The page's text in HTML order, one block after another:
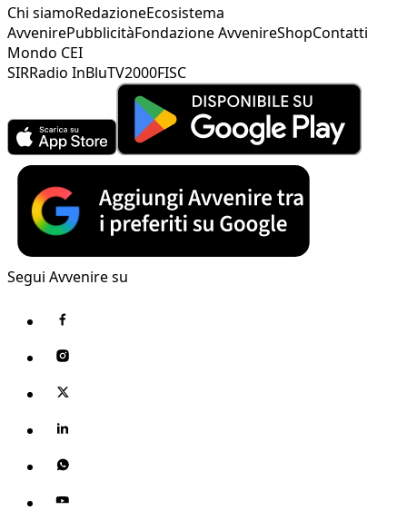
Chi siamoRedazioneEcosistema
AvvenirePubblicitàFondazione AvvenireShopContatti
Mondo CEI
SIRRadio InBluTV2000FISC
Segui Avvenire su